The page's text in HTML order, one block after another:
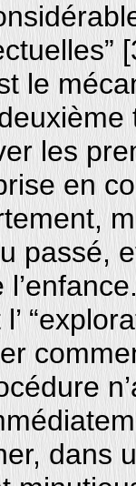
le
les
en
passé,
dans